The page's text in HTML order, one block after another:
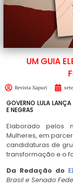
UM GUIA
Revista Xapuri
GOVERNO LULA
E NEGRAS
Elaborado pelos
Mulheres, em
candidaturas de
transformação e o
Da Redação do
Brasil e Senado